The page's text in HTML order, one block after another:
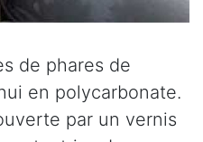
de phares de
en polycarbonate.
par un vernis